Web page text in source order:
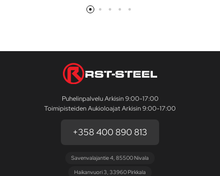
Puhelinpalvelu Arkisin 9:00-17:00
Toimipisteiden Aukioloajat Arkisin 9:00-17:00
+358 400 890 813
Savenvalajantie 4, 85500 Nivala
Haikanvuori 3, 33960 Pirkkala